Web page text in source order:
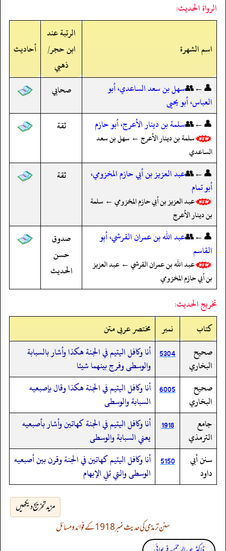
الرواة الحديث:
اسم الشهرة
الرتبة عند
ابن حجر/
ذهبي
أحاديث
👤←👥سهل بن سعد الساعدي، أبو
العباس، أبو يحيى
صحابي
👤←👥سلمة بن دينار الأعرج، أبو حازم
سلمة بن دينار الأعرج ← سهل بن سعد
الساعدي
ثقة
👤←👥عبد العزيز بن أبي حازم المخزومي،
أبو تمام
عبد العزيز بن أبي حازم المخزومي ← سلمة
بن دينار الأعرج
ثقة
👤←👥عبد الله بن عمران القرشي، أبو
القاسم
عبد الله بن عمران القرشي ← عبد العزيز
بن أبي حازم المخزومي
صدوق
حسن
الحديث
تخريج الحديث:
کتاب
نمبر
مختصر عربی متن
صحيح
البخاري
5304 أنا وكافل اليتيم في الجنة هكذا وأشار بالسبابة
والوسطى وفرج بينهما شيئا
صحيح
البخاري
6005 أنا وكافل اليتيم في الجنة هكذا وقال بإصبعيه
السبابة والوسطى
جامع
الترمذي
1918
أنا وكافل اليتيم في الجنة كهاتين وأشار بأصبعيه
يعني السبابة والوسطى
سنن أبي
داود
5150 أنا وكافل اليتيم كهاتين في الجنة وقرن بين أصبعيه
الوسطى والتي تلي الإبهام
مزید تخریج دیکھیں
سنن ترمذی کی حدیث نمبر 1918 کے فوائد و مسائل